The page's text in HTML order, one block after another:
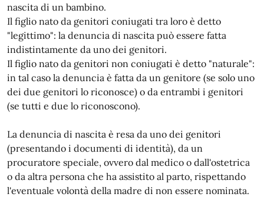
nascita di un bambino.
Il figlio nato da genitori coniugati tra loro è detto
"legittimo": la denuncia di nascita può essere fatta
indistintamente da uno dei genitori.
Il figlio nato da genitori non coniugati è detto "naturale":
in tal caso la denuncia è fatta da un genitore (se solo uno
dei due genitori lo riconosce) o da entrambi i genitori
(se tutti e due lo riconoscono).
La denuncia di nascita è resa da uno dei genitori
(presentando i documenti di identità), da un
procuratore speciale, ovvero dal medico o dall'ostetrica
o da altra persona che ha assistito al parto, rispettando
l'eventuale volontà della madre di non essere nominata.